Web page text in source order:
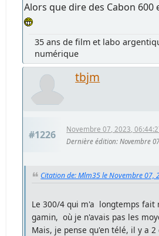
Alors que dire des Cabon
35 ans de film et labo
numérique
tbjm
#1226
Novembre 07, 2023,
Dernière édition: Novembre
Citation de: Mlm35 le Novembre 07,
Le 300/4 qui m'a longtemps fait
gamin, où je n'avais pas les
Mais, je pense qu'en télé, il y a